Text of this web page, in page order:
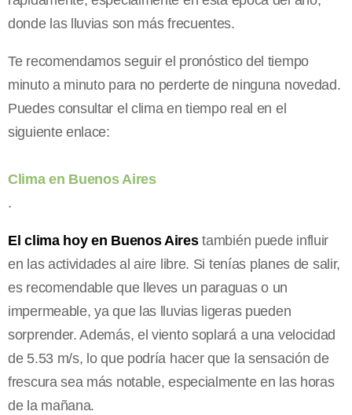
donde las lluvias son más frecuentes.
Te recomendamos seguir el pronóstico del tiempo
minuto a minuto para no perderte de ninguna novedad.
Puedes consultar el clima en tiempo real en el
siguiente enlace:
Clima en Buenos Aires
.
El clima hoy en Buenos Airestambién puede influir
en las actividades al aire libre. Si tenías planes de salir,
es recomendable que lleves un paraguas o un
impermeable, ya que las lluvias ligeras pueden
sorprender. Además, el viento soplará a una velocidad
de 5.53 m/s, lo que podría hacer que la sensación de
frescura sea más notable, especialmente en las horas
de la mañana.